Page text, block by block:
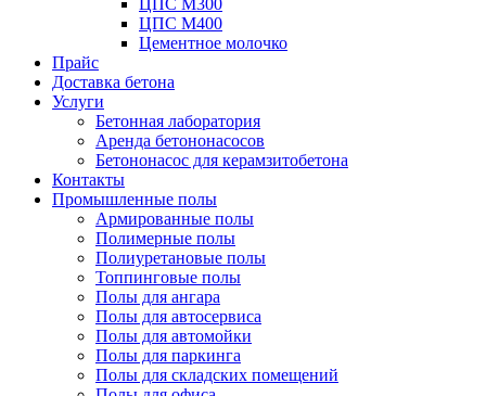
ЦПС М300
ЦПС М400
Цементное молочко
Прайс
Доставка бетона
Услуги
Бетонная лаборатория
Аренда бетононасосов
Бетононасос для керамзитобетона
Контакты
Промышленные полы
Армированные полы
Полимерные полы
Полиуретановые полы
Топпинговые полы
Полы для ангара
Полы для автосервиса
Полы для автомойки
Полы для паркинга
Полы для складских помещений